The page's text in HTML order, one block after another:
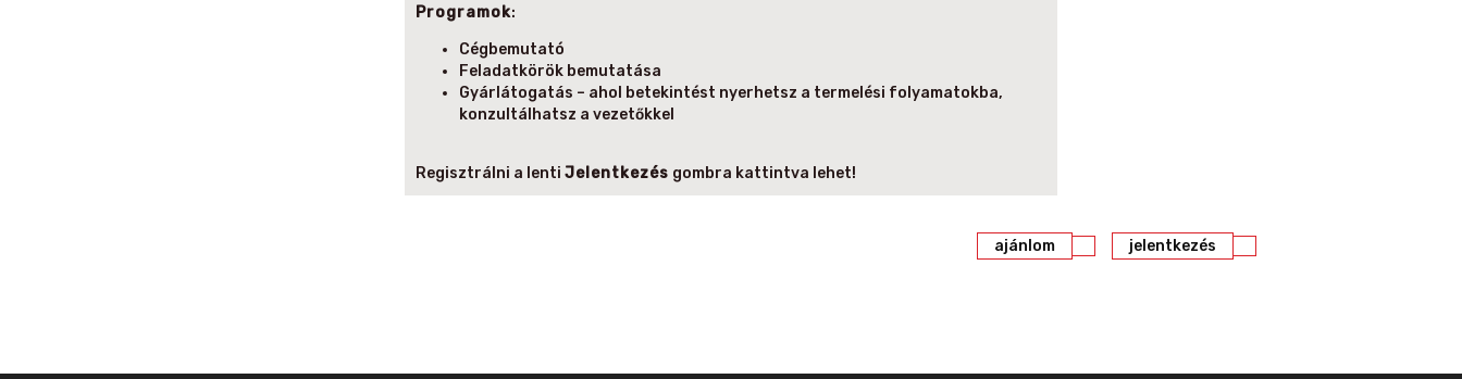
Programok:
Cégbemutató
Feladatkörök bemutatása
Gyárlátogatás – ahol betekintést nyerhetsz a termelési folyamatokba,
konzultálhatsz a vezetőkkel
Regisztrálni a lenti Jelentkezés gombra kattintva lehet!
ajánlom jelentkezés